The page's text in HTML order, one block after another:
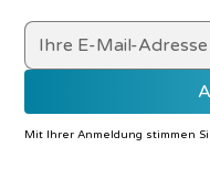
Mit Ihrer Anmeldung stimmen